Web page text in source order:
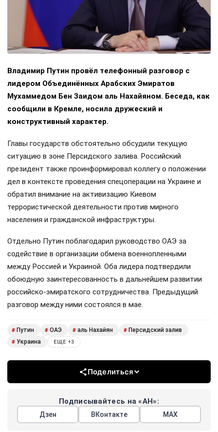
Владимир Путин провёл телефонный разговор с
лидером Объединённых Арабских Эмиратов
Мухаммедом Бен Заидом аль Нахайяном. Беседа, как
сообщили в Кремле, носила дружеский и
конструктивный характер.
Главы государств обстоятельно обсудили текущую
ситуацию в зоне Персидского залива. Российский
президент также проинформировал коллегу о положении
дел в контексте проведения спецоперации на Украине и
обратил внимание на активизацию Киевом
террористической деятельности против мирного
населения и гражданской инфраструктуры.
Отдельно Путин поблагодарил руководство ОАЭ за
содействие в организации обмена военнопленными
между Россией и Украиной. Оба лидера подтвердили
обоюдную заинтересованность в дальнейшем развитии
российско-эмиратского сотрудничества. Предыдущий
разговор между ними состоялся в мае.
# Путин # ОАЭ # аль Нахайян # Персидский залив
# Украина ЕЩЕ +3
Поделиться
Подписывайтесь на «АН»:
Дзен ВКонтакте МАХ